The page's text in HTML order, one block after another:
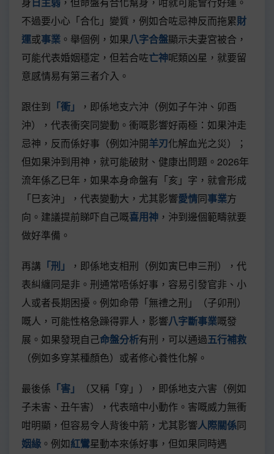
不過要小心「合化」變質，例如合咗忌神反而拖累財
運或事業 。舉個例，如果八字合盤顯示夫妻宮被合，
可能代表婚姻穩定，但若合咗亡神呢類凶星，就要留
意感情易有第三者介入。
跟住到 「衝」
，即係地支六沖（例如子午沖、卯酉
沖），代表衝突同變動。衝嘅影響好兩極：如果沖走
忌神，反而係好事（例如沖開羊刃化解血光之災）；
但如果沖到用神，就可能破財、健康出問題。2026年
流年係乙巳年，如果本身命盤有「亥」字，就會形成
「巳亥沖」，代表變動大，尤其影響愛情同事業方
向。建議提前睇吓自己嘅喜用神 ，沖到邊個範疇就要
做好準備。
再講 「刑」
，即係地支相刑（例如寅巳申三刑），代
表糾纏同是非。刑通常唔係好事，容易引發官非、小
人或者長期困擾。例如命帶「無禮之刑」（子卯刑）
嘅人，可能性格急躁得罪人，影響八字斷事業嘅發
展。如果發現自己命盤分析有刑，可以通過五行補救
（例如多穿某種顏色）或者修心養性化解。
最後係 「害」
（又稱「穿」），即係地支六害（例如
子未害、丑午害），代表暗中小動作。害嘅威力無衝
咁明顯，但容易令人背後中箭，尤其影響人際關係同
姻緣 。例如紅鸞星動本來係好事，但如果同時遇